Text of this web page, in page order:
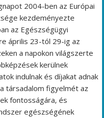
2004-ben az Európai
kezdeményezte
az Egészségügyi
április 23-tól 29-ig az
a napokon világszerte
kerülnek
indulnak és díjakat adnak
társadalom figyelmét az
fontosságára, és
egészségének